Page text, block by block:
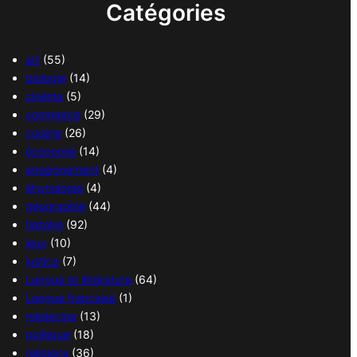
Catégories
art (55)
biologie (14)
cinéma (5)
commerce (29)
cuisine (26)
économie (14)
enseignement (4)
étymologie (4)
géographie (44)
histoire (92)
jeux (10)
justice (7)
Langue et littérature (64)
Langue française (1)
médecine (13)
politique (18)
religions (36)